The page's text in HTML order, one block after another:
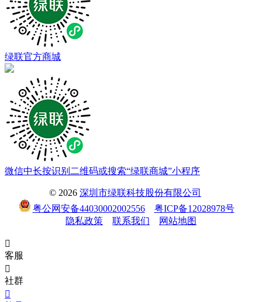
绿联官方商城
微信中长按识别二维码或搜索“绿联商城”小程序
© 2026 深圳市绿联科技股份有限公司
粤公网安备44030002002556
粤ICP备12028978号
隐私政策
联系我们 网站地图

客服

社群
